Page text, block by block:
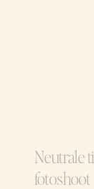
Neutrale
fotoshoot